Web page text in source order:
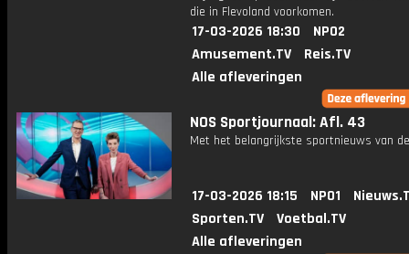
die in Flevoland voorkomen.
17-03-2026 18:30
NPO2
Amusement.TV
Reis.TV
Alle afleveringen
NOS Sportjournaal: Afl. 43
Met het belangrijkste sportnieuws van
17-03-2026 18:15 NPO1
Sporten.TV
Voetbal.TV
Alle afleveringen